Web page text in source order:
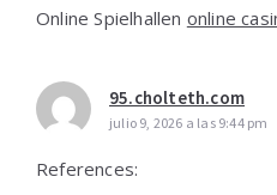
Online Spielhallen online
95.cholteth.com
julio 9, 2026 a las 9:44 pm
References: